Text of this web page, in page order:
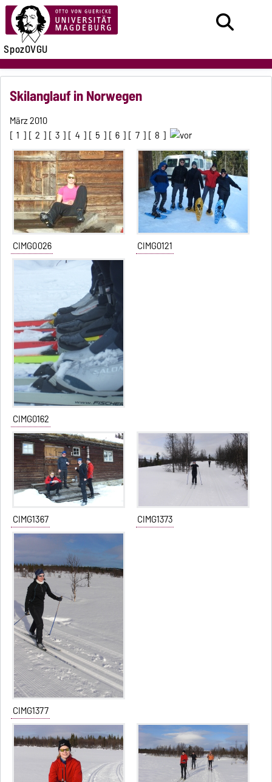
SpozOVGU
Skilanglauf in Norwegen
März 2010
[ 1 ] [ 2 ] [ 3 ] [ 4 ] [ 5 ] [ 6 ] [ 7 ] [ 8 ]
CIMG0026 CIMG0121
CIMG0162
CIMG1367 CIMG1373
CIMG1377